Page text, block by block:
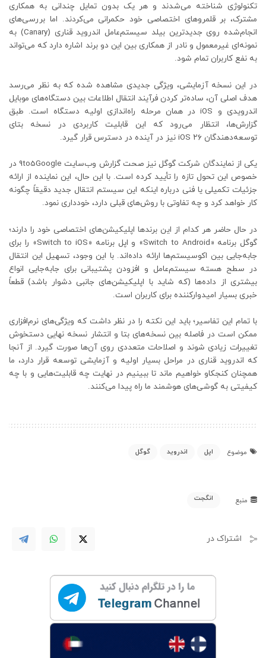
تکنولوژی شناخته می‌شدند و هر یک بدون تمایل چندانی به همکاری
مشترک، بر قلمروهای اختصاصی خود حکمرانی می‌کردند. اما بررسی‌های
انجام‌شده روی جدیدترین بیلد سیستم‌عامل اندروید قناری (Canary) به
نمونه‌ای غیرمعمول و نادر از همکاری بین این دو برند اشاره دارد که می‌تواند
به نفع کاربران تمام شود.
در این نسخه آزمایشی، ویژگی جدیدی مشاهده شده که به نظر می‌رسد
هدف اصلی آن، ساده‌تر کردن فرآیند انتقال اطلاعات بین دستگاه‌های موبایل
اندرویدی و iOS در همان مرحله راه‌اندازی اولیه دستگاه است. طبق
گزارش‌ها، انتظار می‌رود که این قابلیت کاربردی در نسخه بتای
توسعه‌دهندگان iOS ۲۶ نیز در آینده در دسترس قرار گیرد.
یکی از نمایندگان شرکت گوگل نیز صحت گزارش وب‌سایت 9to5Google در
خصوص این تحول تازه را تأیید کرده است. با این حال، این نماینده از ارائه
جزئیات تکمیلی یا فنی درباره اینکه این سیستم انتقال جدید دقیقاً چگونه
کار خواهد کرد و چه تفاوتی با روش‌های قبلی دارد، خودداری نمود.
در حال حاضر هر کدام از این برندها اپلیکیشن‌های اختصاصی خود را دارند؛
گوگل برنامه «Switch to Android» و اپل برنامه «Switch to iOS» را برای
جابه‌جایی بین اکوسیستم‌ها ارائه داده‌اند. با این وجود، تسهیل این انتقال
در سطح هسته سیستم‌عامل و افزودن پشتیبانی برای جابه‌جایی انواع
بیشتری از داده‌ها (که شاید با اپلیکیشن‌های جانبی دشوار باشد) قطعاً
خبری بسیار امیدوارکننده برای کاربران است.
با تمام این تفاسیر؛ باید این نکته را در نظر داشت که ویژگی‌های نرم‌افزاری
ممکن است در فاصله بین نسخه‌های بتا و انتشار نسخه نهایی دستخوش
تغییرات زیادی شوند و اصلاحات متعددی روی آن‌ها صورت گیرد. از آنجا
که اندروید قناری در مراحل بسیار اولیه و آزمایشی توسعه قرار دارد، ما
همچنان کنجکاو خواهیم ماند تا ببینیم در نهایت چه قابلیت‌هایی و با چه
کیفیتی به گوشی‌های هوشمند ما راه پیدا می‌کنند.
موضوع اپل اندروید گوگل
منبع انگجت
اشتراک در